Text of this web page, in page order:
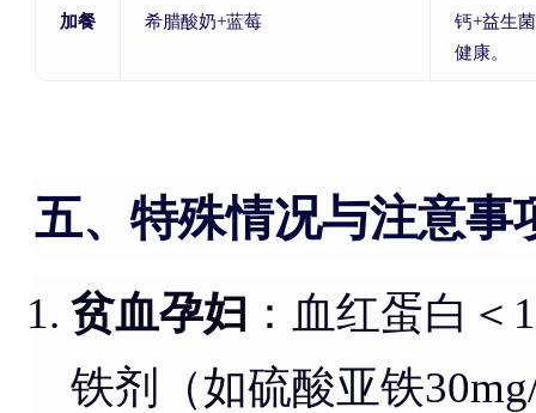
加餐 希腊酸奶+蓝莓
钙+益生
健康。
五、特殊情况与注意事
贫血孕妇 ：血红蛋白
铁剂（如硫酸亚铁